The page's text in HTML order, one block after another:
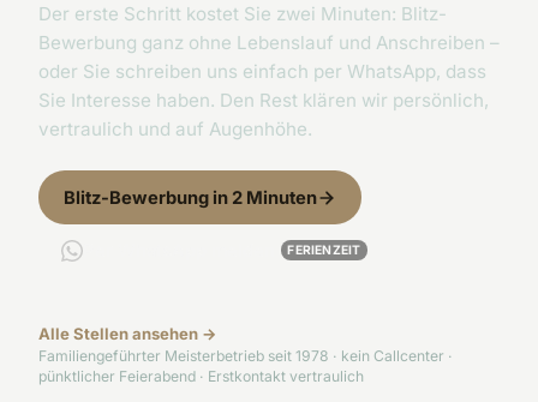
Der erste Schritt kostet Sie zwei Minuten: Blitz-
Bewerbung ganz ohne Lebenslauf und Anschreiben –
oder Sie schreiben uns einfach per WhatsApp, dass
Sie Interesse haben. Den Rest klären wir persönlich,
vertraulich und auf Augenhöhe.
Blitz-Bewerbung in 2 Minuten
FERIENZEIT
Alle Stellen ansehen →
Familiengeführter Meisterbetrieb seit 1978 · kein Callcenter ·
pünktlicher Feierabend · Erstkontakt vertraulich